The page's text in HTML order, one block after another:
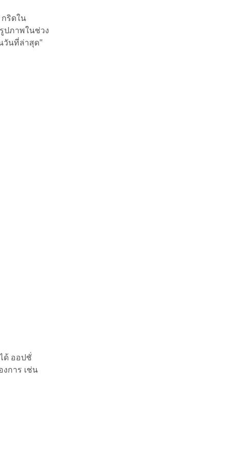
ริดใน
ปภาพในช่วง
วันที่ล่าสุด"
ด้ ออปชั่
การ เช่น